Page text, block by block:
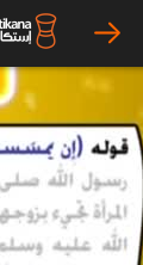
arrow_right